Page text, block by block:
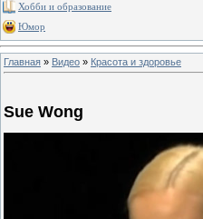
Хобби и образование
Юмор
Главная » Видео » Красота и здоровье
Sue Wong